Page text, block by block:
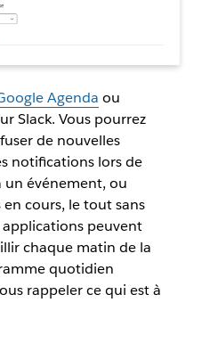
Agenda ou
Slack. Vous pourrez
de nouvelles
notifications lors de
un événement, ou
cours, le tout sans
applications peuvent
chaque matin de la
quotidien
rappeler ce qui est à